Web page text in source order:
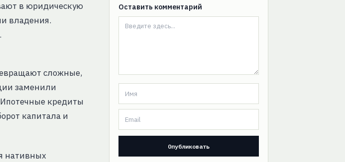
в юридическую
владения.
сложные,
заменили
кредиты
капитала и
нативных
Оставить комментарий